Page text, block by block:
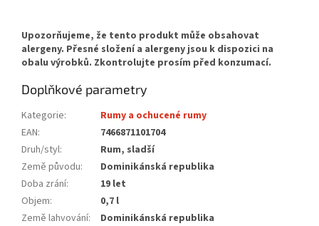
Doplňkové parametry
Kategorie:
Rumy a ochucené rumy
EAN:
7466871101704
Druh/styl:
Rum, sladší
Země původu:
Dominikánská republika
Doba zrání:
19 let
Objem:
0,7 l
Země lahvování:
Dominikánská republika